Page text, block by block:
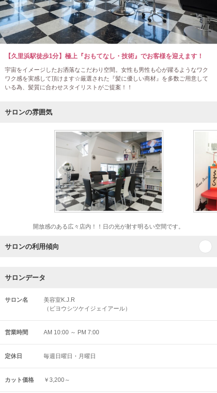
【久里浜駅徒歩1分】極上『おもてなし・技術』でお客様を迎えます！
宇宙をイメージしたお洒落なこだわり空間。女性も男性も心が躍るようなワク
ワク感を実感して頂けます☆厳選された『髪に優しい商材』を多数ご用意して
いる為、髪質に合わせスタイリストがご提案！！
サロンの雰囲気
開放感のある広々店内！！日の光が射す明るい空間です。
サロンの利用傾向
サロンデータ
サロン名
美容室K.J.R
（ビヨウシツケイジェイアール）
営業時間 AM 10:00 ～ PM 7:00
定休日 毎週日曜日・月曜日
カット価格 ￥3,200～